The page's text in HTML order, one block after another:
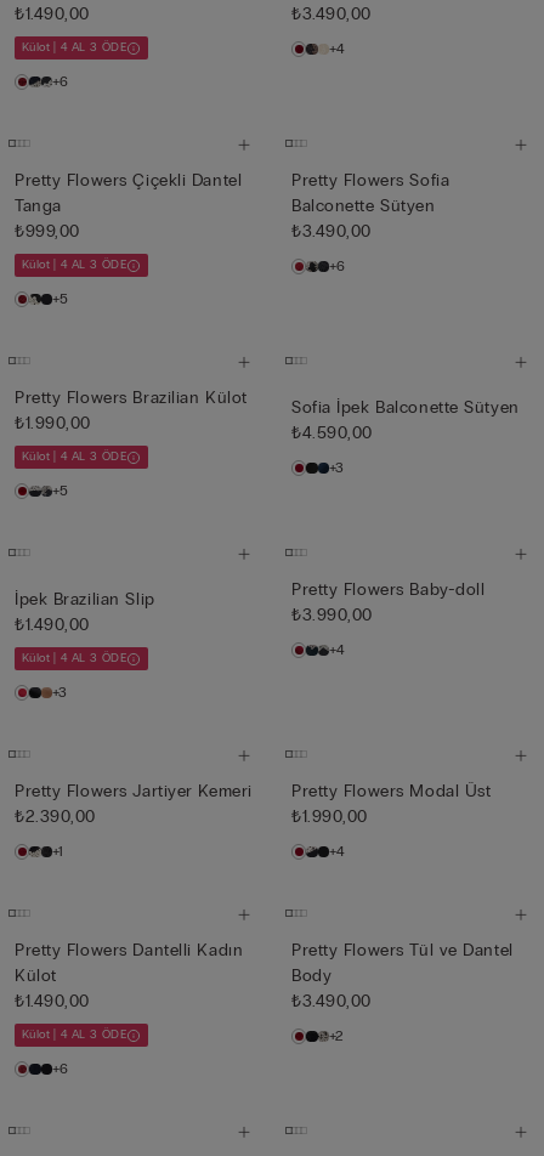
₺1.490,00
Külot | 4 AL 3 ÖDE
+6
₺3.490,00
+4
Pretty Flowers Çiçekli Dantel
Tanga
₺999,00
Külot | 4 AL 3 ÖDE
+5
Pretty Flowers Sofia
Balconette Sütyen
₺3.490,00
+6
Pretty Flowers Brazilian Külot
₺1.990,00
Külot | 4 AL 3 ÖDE
+5
Sofia İpek Balconette Sütyen
₺4.590,00
+3
İpek Brazilian Slip
₺1.490,00
Külot | 4 AL 3 ÖDE
+3
Pretty Flowers Baby-doll
₺3.990,00
+4
Pretty Flowers Jartiyer Kemeri
₺2.390,00
+1
Pretty Flowers Modal Üst
₺1.990,00
+4
Pretty Flowers Dantelli Kadın
Külot
₺1.490,00
Külot | 4 AL 3 ÖDE
+6
Pretty Flowers Tül ve Dantel
Body
₺3.490,00
+2